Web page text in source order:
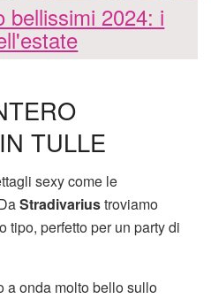
bellissimi 2024: i
TULLE
sexy come le
Stradivariustroviamo
tipo, perfetto per un party di
a onda molto bello sullo